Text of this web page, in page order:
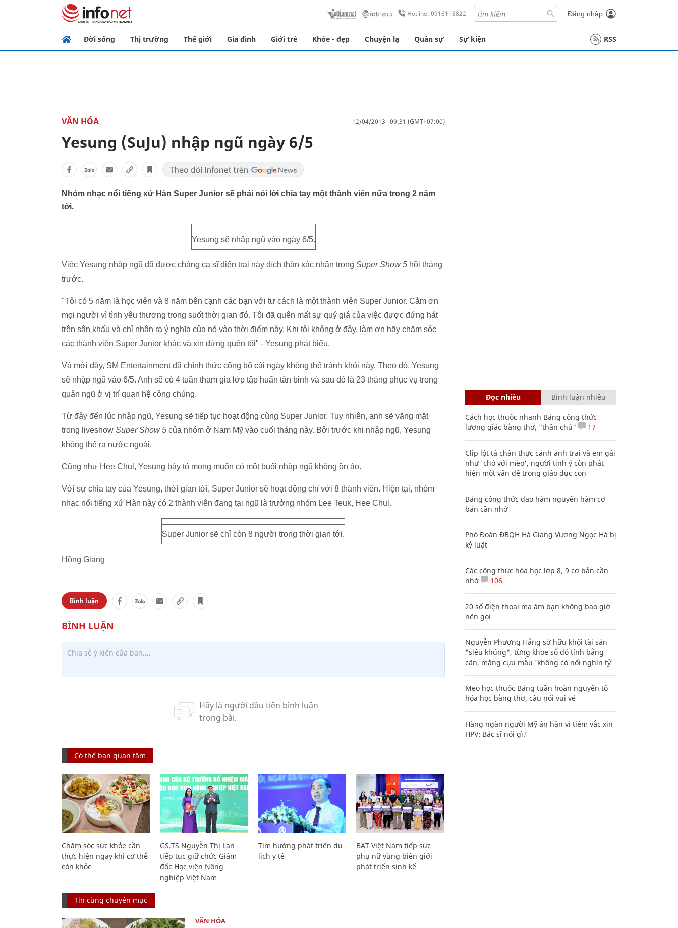
Hotline: 0916118822 Đăng nhập
Đời sống Thị trường Thế giới Gia đình Giới trẻ Khỏe - đẹp Chuyện lạ Quân sự Sự kiện RSS
VĂN HÓA 12/04/2013 09:31 (GMT+07:00)
Yesung (SuJu) nhập ngũ ngày 6/5
Nhóm nhạc nổi tiếng xứ Hàn Super Junior sẽ phải nói lời chia tay một thành viên nữa trong 2 năm
tới.
Yesung sẽ nhập ngũ vào ngày 6/5.
Việc Yesung nhập ngũ đã được chàng ca sĩ điển trai này đích thân xác nhận trong Super Show 5 hồi tháng
trước.
"Tôi có 5 năm là học viên và 8 năm bên cạnh các bạn với tư cách là một thành viên Super Junior. Cảm ơn
mọi người vì tình yêu thương trong suốt thời gian đó. Tôi đã quên mất sự quý giá của việc được đứng hát
trên sân khấu và chỉ nhận ra ý nghĩa của nó vào thời điểm này. Khi tôi không ở đây, làm ơn hãy chăm sóc
các thành viên Super Junior khác và xin đừng quên tôi" - Yesung phát biểu.
Và mới đây, SM Entertainment đã chính thức công bố cái ngày không thể tránh khỏi này. Theo đó, Yesung
sẽ nhập ngũ vào 6/5. Anh sẽ có 4 tuần tham gia lớp tập huấn tân binh và sau đó là 23 tháng phục vụ trong
quân ngũ ở vị trí quan hệ công chúng.
Từ đây đến lúc nhập ngũ, Yesung sẽ tiếp tục hoạt động cùng Super Junior. Tuy nhiên, anh sẽ vắng mặt
trong liveshow Super Show 5 của nhóm ở Nam Mỹ vào cuối tháng này. Bởi trước khi nhập ngũ, Yesung
không thể ra nước ngoài.
Cũng như Hee Chul, Yesung bày tỏ mong muốn có một buổi nhập ngũ không ồn ào.
Với sự chia tay của Yesung, thời gian tới, Super Junior sẽ hoạt động chỉ với 8 thành viên. Hiện tại, nhóm
nhạc nổi tiếng xứ Hàn này có 2 thành viên đang tại ngũ là trưởng nhóm Lee Teuk, Hee Chul.
Super Junior sẽ chỉ còn 8 người trong thời gian tới.
Hồng Giang
Bình luận
Có thể bạn quan tâm
Chăm sóc sức khỏe cần
thực hiện ngay khi cơ thể
còn khỏe
GS.TS Nguyễn Thị Lan
tiếp tục giữ chức Giám
đốc Học viện Nông
nghiệp Việt Nam
Tìm hướng phát triển du
lịch y tế
BAT Việt Nam tiếp sức
phụ nữ vùng biên giới
phát triển sinh kế
Tin cùng chuyên mục
VĂN HÓA
Đọc nhiều Bình luận nhiều
Cách học thuộc nhanh Bảng công thức
lượng giác bằng thơ, "thần chú"
17
Clip lột tả chân thực cảnh anh trai và em gái
như 'chó với mèo', người tinh ý còn phát
hiện một vấn đề trong giáo dục con
Bảng công thức đạo hàm nguyên hàm cơ
bản cần nhớ
Phó Đoàn ĐBQH Hà Giang Vương Ngọc Hà bị
kỷ luật
Các công thức hóa học lớp 8, 9 cơ bản cần
nhớ
106
20 số điện thoại ma ám bạn không bao giờ
nên gọi
Nguyễn Phương Hằng sở hữu khối tài sản
"siêu khủng", từng khoe sổ đỏ tính bằng
cân, mắng cựu mẫu 'không có nổi nghìn tỷ'
Mẹo học thuộc Bảng tuần hoàn nguyên tố
hóa học bằng thơ, câu nói vui vẻ
Hàng ngàn người Mỹ ân hận vì tiêm vắc xin
HPV: Bác sĩ nói gì?